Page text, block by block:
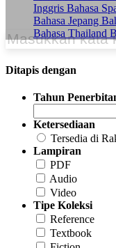
Inggris Bahasa
Bahasa Jepang
Bahasa Thailand
Ditapis dengan
Tahun
Ketersediaan
Tersedia di
Lampiran
PDF
Audio
Video
Tipe Koleksi
Reference
Textbook